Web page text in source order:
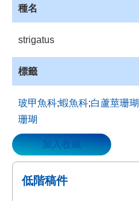
種名
strigatus
標籤
玻甲魚科;蝦魚科;白蘆莖珊瑚
珊瑚
加入收藏
低階稿件